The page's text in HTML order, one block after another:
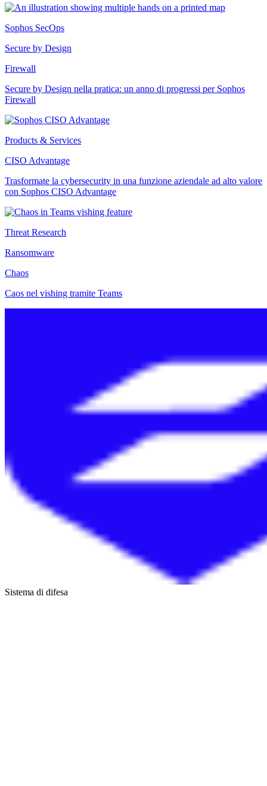
Sophos SecOps
Secure by Design
Firewall
Secure by Design nella pratica: un anno di progressi per Sophos
Firewall
Products & Services
CISO Advantage
Trasformate la cybersecurity in una funzione aziendale ad alto valore
con Sophos CISO Advantage
Threat Research
Ransomware
Chaos
Caos nel vishing tramite Teams
Sistema di difesa